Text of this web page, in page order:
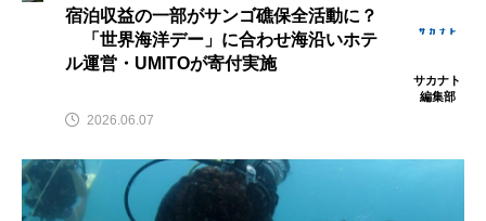
エゾアイナメ エッセイ オオカミウオ
オットセイ オニヒトデ
宿泊収益の一部がサンゴ礁保全活動に？
「世界海洋デー」に合わせ海沿いホテ
ル運営・UMITOが寄付実施
サカナト
編集部
2026.06.07